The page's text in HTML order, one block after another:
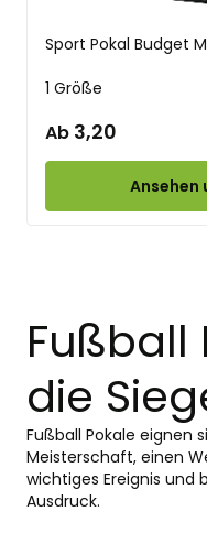
Sport Pokal Budget
1 Größe
Ab 3,20
Ansehen
Fußball
die
Fußball Pokale eignen
Meisterschaft, einen
wichtiges Ereignis und
Ausdruck.